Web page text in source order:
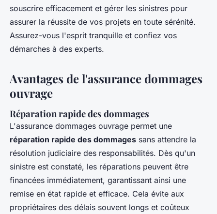
souscrire efficacement et gérer les sinistres pour
assurer la réussite de vos projets en toute sérénité.
Assurez-vous l'esprit tranquille et confiez vos
démarches à des experts.
Avantages de l'assurance dommages
ouvrage
Réparation rapide des dommages
L'assurance dommages ouvrage permet une
réparation rapide des dommages sans attendre la
résolution judiciaire des responsabilités. Dès qu'un
sinistre est constaté, les réparations peuvent être
financées immédiatement, garantissant ainsi une
remise en état rapide et efficace. Cela évite aux
propriétaires des délais souvent longs et coûteux